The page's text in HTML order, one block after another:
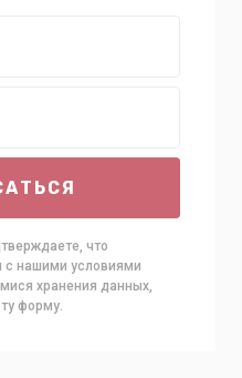
что
с нашими условиями
хранения данных,
форму.